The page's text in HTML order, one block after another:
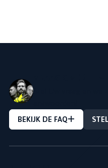
BEKIJK DE FAQ